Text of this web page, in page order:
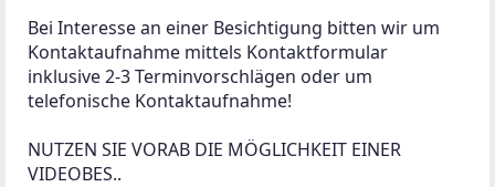
Bei Interesse an einer Besichtigung bitten wir um
Kontaktaufnahme mittels Kontaktformular
inklusive 2-3 Terminvorschlägen oder um
telefonische Kontaktaufnahme!
NUTZEN SIE VORAB DIE MÖGLICHKEIT EINER
VIDEOBES..